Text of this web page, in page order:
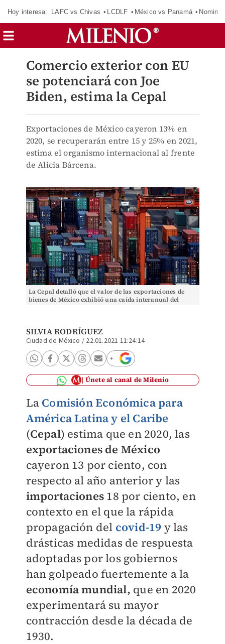
Hoy interesa: LAFC vs Chivas LCDLF México vs Panamá
Comercio exterior con EU
se potenciará con Joe
Biden, estima la Cepal
Exportaciones de México cayeron 13% en
2020, se recuperarán entre 15 y 25% en 2021,
estima el organismo internacional al frente
de Alicia Bárcena.
La Cepal detalló que el valor de las exportaciones de
bienes de México exhibió una caída interanual del
SILVIA RODRÍGUEZ
Ciudad de México / 22.01.2021 11:24:14
Únete al canal de Milenio
La Comisión Económica para
América Latina y el Caribe
(Cepal) estima que en 2020, las
exportaciones de México
cayeron 13 por ciento, con
respecto al año anterior y las
importaciones 18 por ciento, en
contexto en el que la rápida
propagación del covid-19 y las
drásticas medidas de respuesta
adoptadas por los gobiernos
han golpeado fuertemente a la
economía mundial, que en 2020
experimentará su mayor
contracción desde la década de
1930.